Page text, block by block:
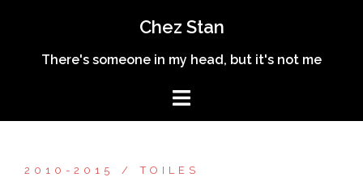
contenu
Chez Stan
There's someone in my head, but it's not me
2010-2015 TOILES